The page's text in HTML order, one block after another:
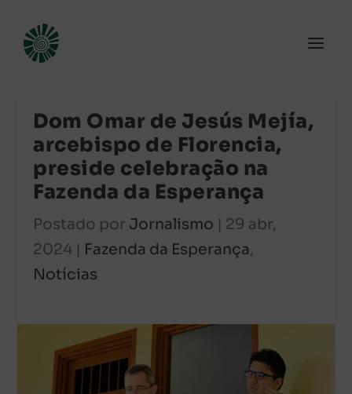
Dom Omar de Jesús Mejía,
arcebispo de Florencia,
preside celebração na
Fazenda da Esperança
Postado por Jornalismo | 29 abr,
2024 | Fazenda da Esperança,
Notícias